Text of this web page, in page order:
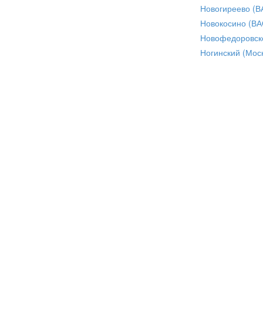
Новогиреево
Новокосино
Ногинский